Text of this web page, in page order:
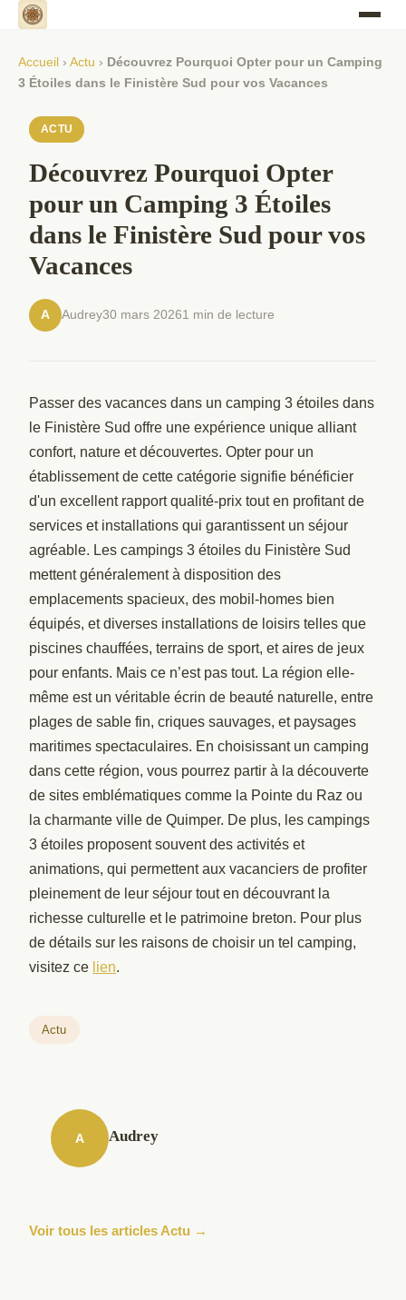
Accueil › Actu › Découvrez Pourquoi Opter pour un Camping
3 Étoiles dans le Finistère Sud pour vos Vacances
ACTU
Découvrez Pourquoi Opter
pour un Camping 3 Étoiles
dans le Finistère Sud pour vos
Vacances
A Audrey30 mars 20261 min de lecture
Passer des vacances dans un camping 3 étoiles dans
le Finistère Sud offre une expérience unique alliant
confort, nature et découvertes. Opter pour un
établissement de cette catégorie signifie bénéficier
d'un excellent rapport qualité-prix tout en profitant de
services et installations qui garantissent un séjour
agréable. Les campings 3 étoiles du Finistère Sud
mettent généralement à disposition des
emplacements spacieux, des mobil-homes bien
équipés, et diverses installations de loisirs telles que
piscines chauffées, terrains de sport, et aires de jeux
pour enfants. Mais ce n’est pas tout. La région elle-
même est un véritable écrin de beauté naturelle, entre
plages de sable fin, criques sauvages, et paysages
maritimes spectaculaires. En choisissant un camping
dans cette région, vous pourrez partir à la découverte
de sites emblématiques comme la Pointe du Raz ou
la charmante ville de Quimper. De plus, les campings
3 étoiles proposent souvent des activités et
animations, qui permettent aux vacanciers de profiter
pleinement de leur séjour tout en découvrant la
richesse culturelle et le patrimoine breton. Pour plus
de détails sur les raisons de choisir un tel camping,
visitez ce lien.
Actu
A Audrey
Voir tous les articles Actu →